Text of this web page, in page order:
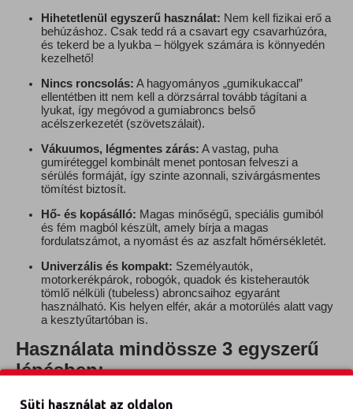
Hihetetlenül egyszerű használat: Nem kell fizikai erő a
behúzáshoz. Csak tedd rá a csavart egy csavarhúzóra,
és tekerd be a lyukba – hölgyek számára is könnyedén
kezelhető!
Nincs roncsolás: A hagyományos „gumikukaccal”
ellentétben itt nem kell a dörzsárral tovább tágítani a
lyukat, így megóvod a gumiabroncs belső
acélszerkezetét (szövetszálait).
Vákuumos, légmentes zárás: A vastag, puha
gumiréteggel kombinált menet pontosan felveszi a
sérülés formáját, így szinte azonnali, szivárgásmentes
tömítést biztosít.
Hő- és kopásálló: Magas minőségű, speciális gumiból
és fém magból készült, amely bírja a magas
fordulatszámot, a nyomást és az aszfalt hőmérsékletét.
Univerzális és kompakt: Személyautók,
motorkerékpárok, robogók, quadok és kisteherautók
tömlő nélküli (tubeless) abroncsaihoz egyaránt
használható. Kis helyen elfér, akár a motorülés alatt vagy
a kesztyűtartóban is.
Használata mindössze 3 egyszerű
lépésben:
Tisztítás:Keresd meg a defektet okozó tárgyat (szög,
Süti használat az oldalon